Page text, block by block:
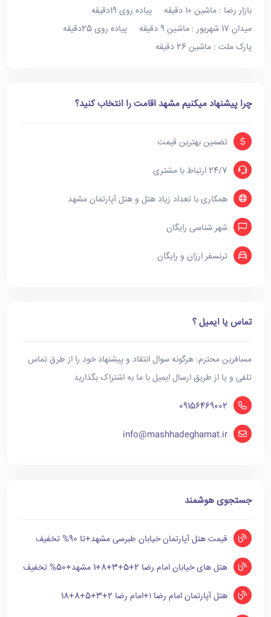
بازار رضا : ماشین 10 دقیقه پیاده روی 19دقیقه
میدان 17 شهریور : ماشین 9 دقیقه پیاده روی 25دقیقه
پارک ملت : ماشین 26 دقیقه
چرا پیشنهاد میکنیم مشهد اقامت را انتخاب کنید؟
تضمین بهترین قیمت
24/7 ارتباط با مشتری
همکاری با تعداد زیاد هتل و هتل آپارتمان مشهد
شهر شناسی رایگان
ترنسفر ارزان و رایگان
تماس یا ایمیل ؟
مسافرین محترم: هرگونه سوال انتقاد و پیشنهاد خود را از طرق تماس
تلفی و یا از طریق ارسال ایمیل با ما به اشتراک بگذارید
09156469002
info@mashhadeghamat.ir
جستجوی هوشمند
قیمت هتل آپارتمان خیابان طبرسی مشهد+تا 90% تخفیف
هتل های خیابان امام رضا 2+5+3+8+1 مشهد+50% تخفیف
هتل آپارتمان امام رضا ۱+امام رضا 2+3+5+8+18